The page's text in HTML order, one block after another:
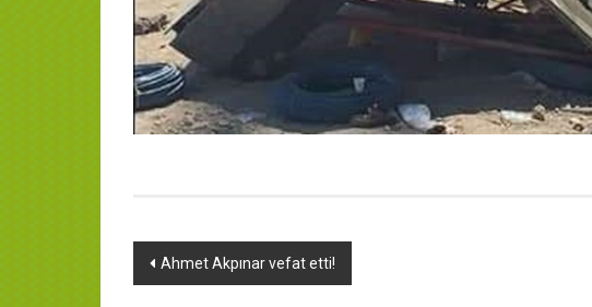
Yazı
Ahmet Akpınar vefat etti!